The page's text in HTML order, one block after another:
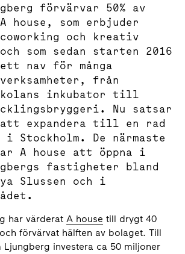
förvärvar 50% av
house, som erbjuder
och kreativ
som sedan starten 2016
nav för många
från
inkubator till
Nu satsar
att expandera till en rad
Stockholm. De närmaste
A house att öppna i
fastigheter bland
Slussen och i
har värderat A house till drygt 40
förvärvat hälften av bolaget. Till
Ljungberg investera ca 50 miljoner